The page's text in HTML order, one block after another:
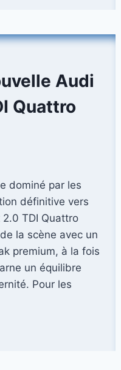
Audi
Quattro
dominé par les
définitive vers
2.0 TDI Quattro
la scène avec un
premium, à la fois
un équilibre
Pour les